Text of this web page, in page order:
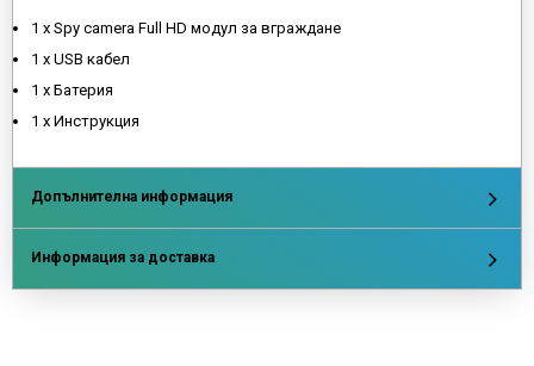
1 х Spy camera Full HD модул за вграждане
1 х USB кабел
1 х Батерия
1 х Инструкция
Допълнителна информация
Информация за доставка